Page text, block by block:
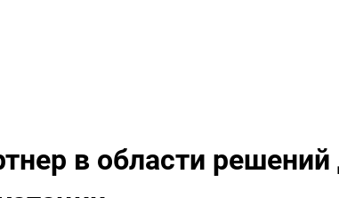
в области решений